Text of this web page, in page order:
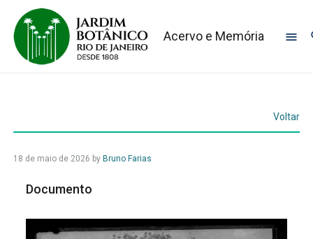
Acervo e Memória
Voltar
18 de maio de 2026 by Bruno Farias
Documento